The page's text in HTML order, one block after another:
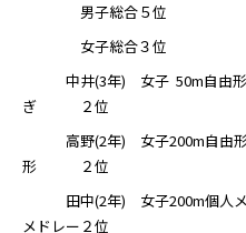
男子総合５位
女子総合３位
中井(3年) 女子 50m
ぎ ２位
高野(2年) 女子200m
形 ２位
田中(2年) 女子200m個人
メドレー２位